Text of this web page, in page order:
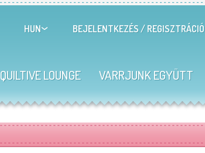
HUN BEJELENTKEZÉS / REGISZTRÁCIÓ
QUILTIVE LOUNGE VARRJUNK EGYÜTT